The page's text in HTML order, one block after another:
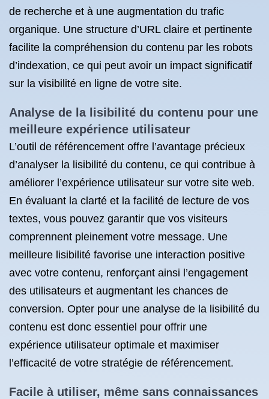
de recherche et à une augmentation du trafic
organique. Une structure d’URL claire et pertinente
facilite la compréhension du contenu par les robots
d’indexation, ce qui peut avoir un impact significatif
sur la visibilité en ligne de votre site.
Analyse de la lisibilité du contenu pour une
meilleure expérience utilisateur
L’outil de référencement offre l’avantage précieux
d’analyser la lisibilité du contenu, ce qui contribue à
améliorer l’expérience utilisateur sur votre site web.
En évaluant la clarté et la facilité de lecture de vos
textes, vous pouvez garantir que vos visiteurs
comprennent pleinement votre message. Une
meilleure lisibilité favorise une interaction positive
avec votre contenu, renforçant ainsi l’engagement
des utilisateurs et augmentant les chances de
conversion. Opter pour une analyse de la lisibilité du
contenu est donc essentiel pour offrir une
expérience utilisateur optimale et maximiser
l’efficacité de votre stratégie de référencement.
Facile à utiliser, même sans connaissances